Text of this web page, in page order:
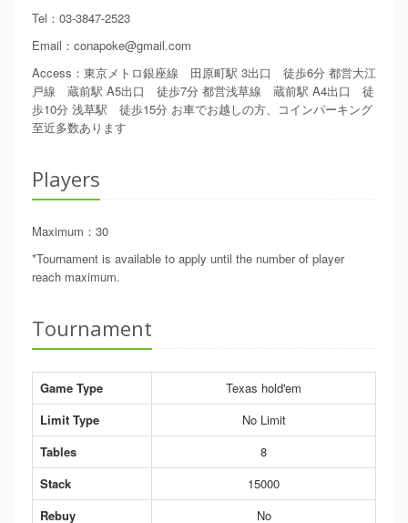
Tel ： 03-3847-2523
Email ： conapoke@gmail.com
Access ： 東京メトロ銀座線 田原町駅 3出口 徒歩6分 都営大江
戸線 蔵前駅 A5出口 徒歩7分 都営浅草線 蔵前駅 A4出口 徒
歩10分 浅草駅 徒歩15分 お車でお越しの方、コインパーキング
至近多数あります
Players
Maximum ： 30
*Tournament is available to apply until the number of player
reach maximum.
Tournament
Game Type
Texas hold'em
Limit Type
No Limit
Tables
8
Stack
15000
Rebuy
No